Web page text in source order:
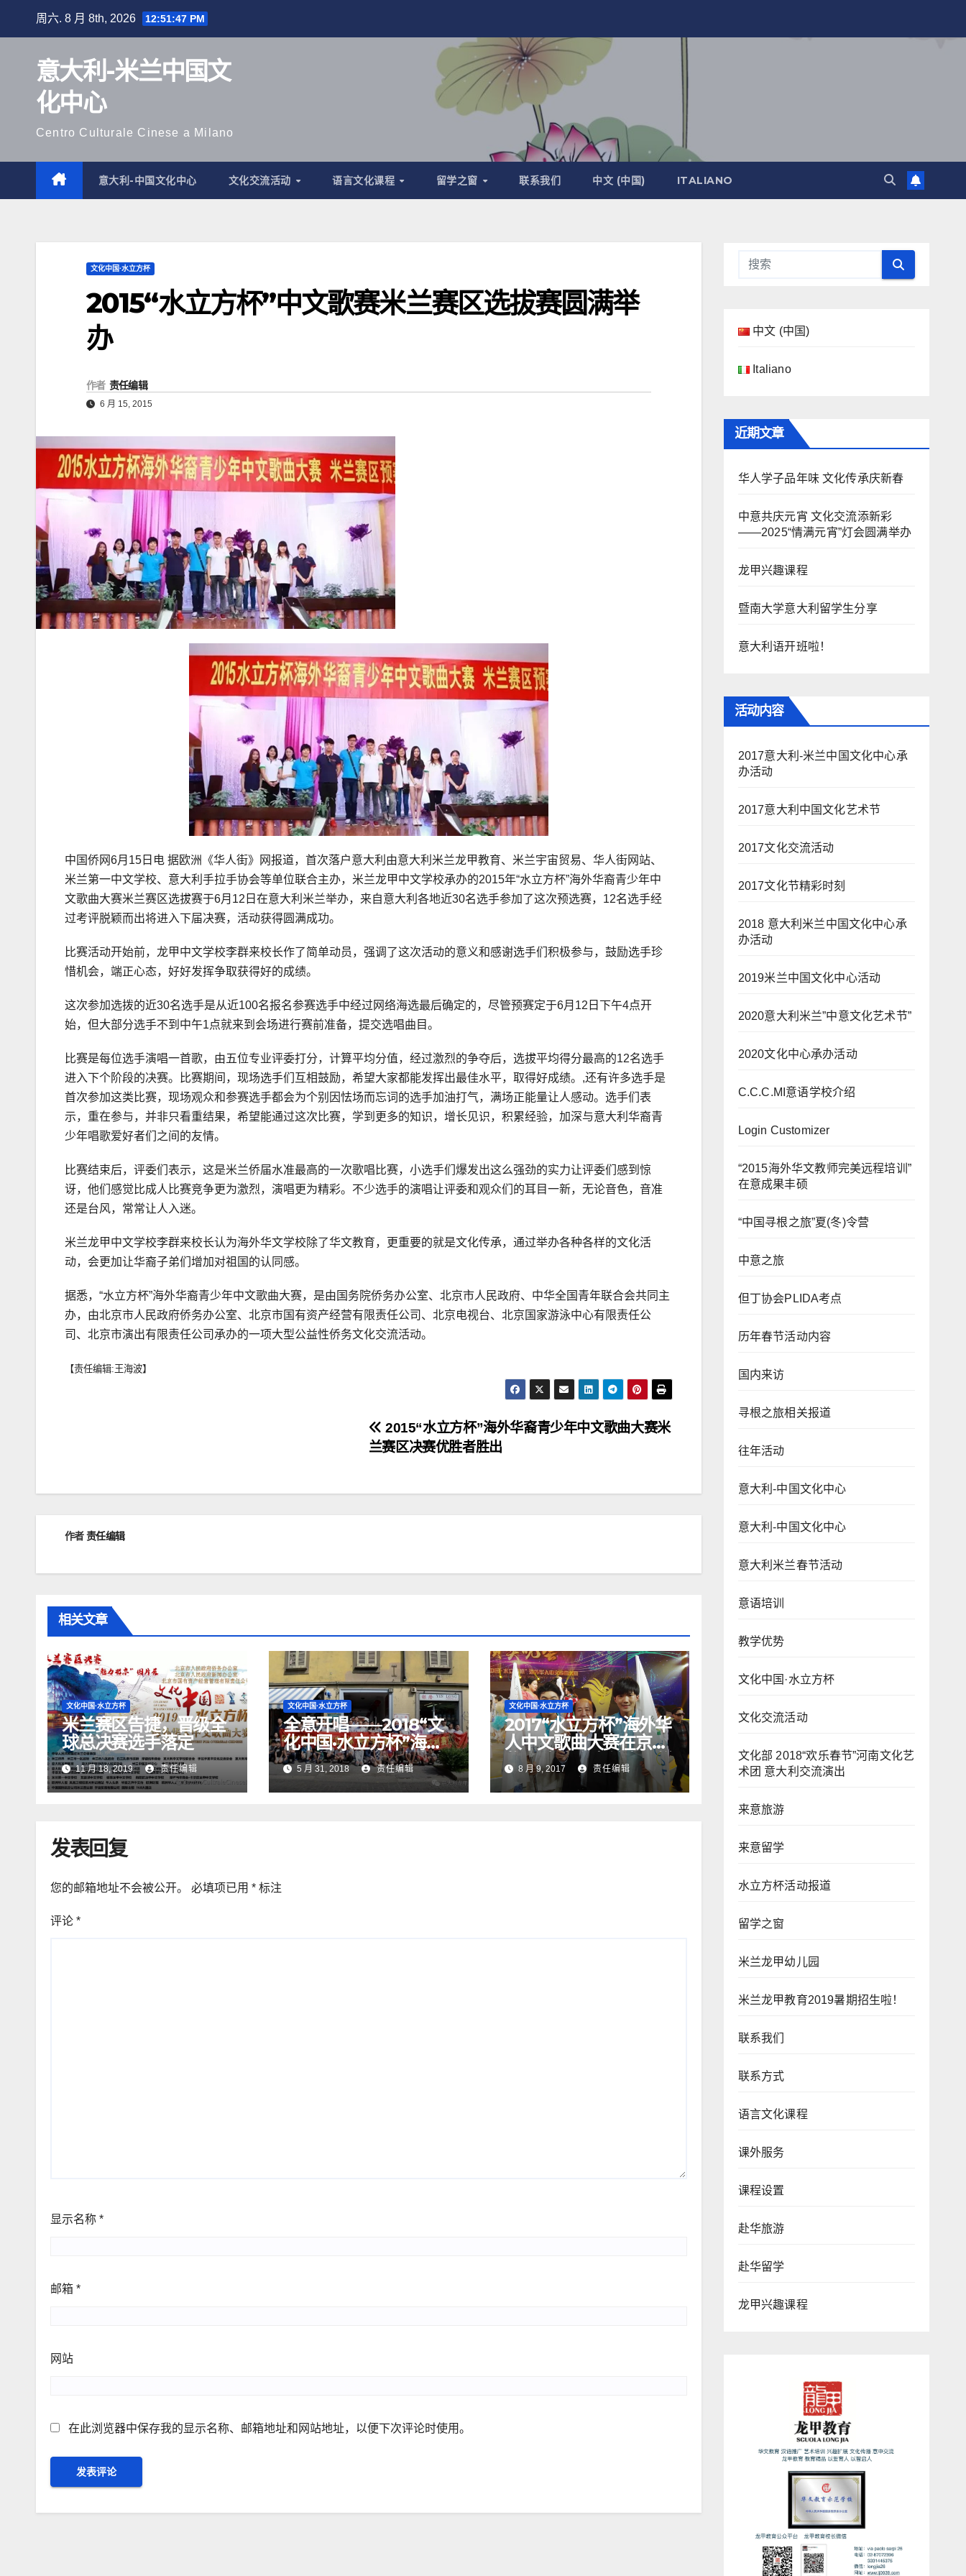
周六. 8 月 8th, 2026 12:51:48 PM
意大利-米兰中国文
化中心
Centro Culturale Cinese a Milano
意大利-中国文化中心 文化交流活动 语言文化课程 留学之窗 联系我们 中文 (中国) ITALIANO
文化中国·水立方杯
2015“水立方杯”中文歌赛米兰赛区选拔赛圆满举
办
作者 责任编辑
6 月 15, 2015
中国侨网6月15日电 据欧洲《华人街》网报道，首次落户意大利由意大利米兰龙甲教育、米兰宇宙贸易、华人街网站、
米兰第一中文学校、意大利手拉手协会等单位联合主办，米兰龙甲中文学校承办的2015年“水立方杯”海外华裔青少年中
文歌曲大赛米兰赛区选拔赛于6月12日在意大利米兰举办，来自意大利各地近30名选手参加了这次预选赛，12名选手经
过考评脱颖而出将进入下届决赛，活动获得圆满成功。
比赛活动开始前，龙甲中文学校李群来校长作了简单动员，强调了这次活动的意义和感谢选手们积极参与，鼓励选手珍
惜机会，端正心态，好好发挥争取获得好的成绩。
这次参加选拨的近30名选手是从近100名报名参赛选手中经过网络海选最后确定的，尽管预赛定于6月12日下午4点开
始，但大部分选手不到中午1点就来到会场进行赛前准备，提交选唱曲目。
比赛是每位选手演唱一首歌，由五位专业评委打分，计算平均分值，经过激烈的争夺后，选拔平均得分最高的12名选手
进入下个阶段的决赛。比赛期间，现场选手们互相鼓励，希望大家都能发挥出最佳水平，取得好成绩。,还有许多选手是
首次参加这类比赛，现场观众和参赛选手都会为个别因怯场而忘词的选手加油打气，满场正能量让人感动。选手们表
示，重在参与，并非只看重结果，希望能通过这次比赛，学到更多的知识，增长见识，积累经验，加深与意大利华裔青
少年唱歌爱好者们之间的友情。
比赛结束后，评委们表示，这是米兰侨届水准最高的一次歌唱比赛，小选手们爆发出这么强劲的实力让评委们感到惊
讶，他们感觉比成人比赛竞争更为激烈，演唱更为精彩。不少选手的演唱让评委和观众们的耳目一新，无论音色，音准
还是台风，常常让人入迷。
米兰龙甲中文学校李群来校长认为海外华文学校除了华文教育，更重要的就是文化传承，通过举办各种各样的文化活
动，会更加让华裔子弟们增加对祖国的认同感。
据悉，“水立方杯”海外华裔青少年中文歌曲大赛，是由国务院侨务办公室、北京市人民政府、中华全国青年联合会共同主
办，由北京市人民政府侨务办公室、北京市国有资产经营有限责任公司、北京电视台、北京国家游泳中心有限责任公
司、北京市演出有限责任公司承办的一项大型公益性侨务文化交流活动。
【责任编辑:王海波】
导
2015“水立方杯”海外华裔青少年中文歌曲大赛米
兰赛区决赛优胜者胜出
作者责任编辑
相关文章
文化中国·水立方杯
米兰赛区告捷，晋级全
球总决赛选手落定
11 月 18, 2019 责任编辑
文化中国·水立方杯
全意开唱——2018“文
化中国·水立方杯”海外
华人中文歌曲大赛意大
利赛区启动仪式
5 月 31, 2018 责任编辑
文化中国·水立方杯
2017“水立方杯”海外华
人中文歌曲大赛在京颁
奖 ，意大利米兰赛区蝉
联三届最佳组织奖！
8 月 9, 2017 责任编辑
发表回复
您的邮箱地址不会被公开。 必填项已用 * 标注
评论 *
显示名称 *
邮箱 *
网站
在此浏览器中保存我的显示名称、邮箱地址和网站地址，以便下次评论时使用。
中文 (中国)
Italiano
近期文章
华人学子品年味 文化传承庆新春
中意共庆元宵 文化交流添新彩
——2025“情满元宵”灯会圆满举办
龙甲兴趣课程
暨南大学意大利留学生分享
意大利语开班啦！
活动内容
2017意大利-米兰中国文化中心承
办活动
2017意大利中国文化艺术节
2017文化交流活动
2017文化节精彩时刻
2018 意大利米兰中国文化中心承
办活动
2019米兰中国文化中心活动
2020意大利米兰”中意文化艺术节”
2020文化中心承办活动
C.C.C.MI意语学校介绍
Login Customizer
“2015海外华文教师完美远程培训”
在意成果丰硕
“中国寻根之旅”夏(冬)令营
中意之旅
但丁协会PLIDA考点
历年春节活动内容
国内来访
寻根之旅相关报道
往年活动
意大利-中国文化中心
意大利-中国文化中心
意大利米兰春节活动
意语培训
教学优势
文化中国·水立方杯
文化交流活动
文化部 2018“欢乐春节”河南文化艺
术团 意大利交流演出
来意旅游
来意留学
水立方杯活动报道
留学之窗
米兰龙甲幼儿园
米兰龙甲教育2019暑期招生啦！
联系我们
联系方式
语言文化课程
课外服务
课程设置
赴华旅游
赴华留学
龙甲兴趣课程